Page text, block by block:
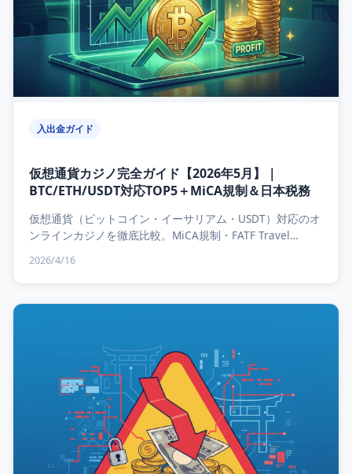
入出金ガイド
仮想通貨カジノ完全ガイド【2026年5月】｜
BTC/ETH/USDT対応TOP5＋MiCA規制＆日本税務
仮想通貨（ビットコイン・イーサリアム・USDT）対応のオ
ンラインカジノを徹底比較。MiCA規制・FATF Travel
2026/4/16